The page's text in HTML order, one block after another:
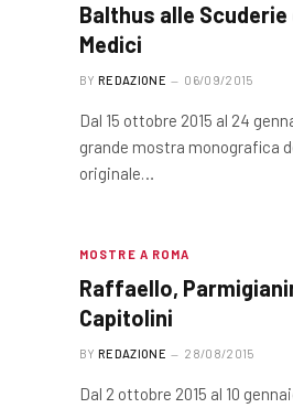
Balthus alle Scuderie
Medici
BY REDAZIONE 06/09/2015
Dal 15 ottobre 2015 al 24
grande mostra monografica
originale…
MOSTRE A ROMA
Raffaello,
Capitolini
BY REDAZIONE 28/08/2015
Dal 2 ottobre 2015 al 10